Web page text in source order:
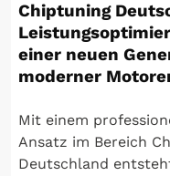
Chiptuning
einer neuen
moderner
Mit einem
Ansatz im Bereich
Deutschland